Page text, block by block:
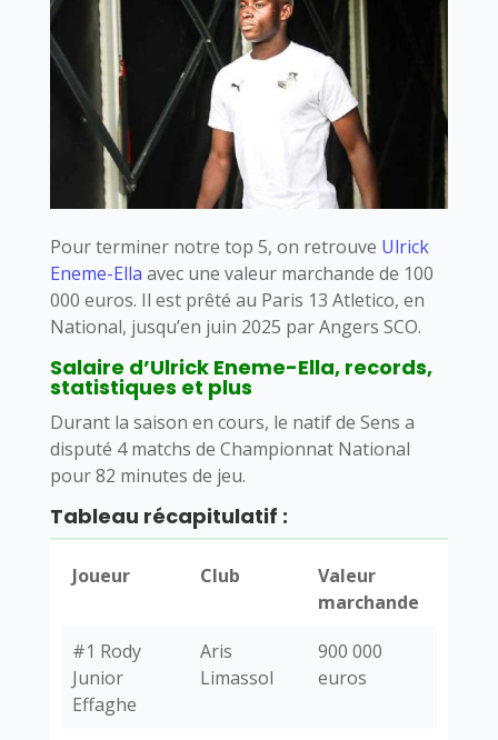
Pour terminer notre top 5, on retrouve Ulrick
Eneme-Ella avec une valeur marchande de 100
000 euros. Il est prêté au Paris 13 Atletico, en
National, jusqu’en juin 2025 par Angers SCO.
Salaire d’Ulrick Eneme-Ella, records,
statistiques et plus
Durant la saison en cours, le natif de Sens a
disputé 4 matchs de Championnat National
pour 82 minutes de jeu.
Tableau récapitulatif :
Joueur Club
Valeur
marchande
#1 Rody
Junior
Effaghe
Aris
Limassol
900 000
euros